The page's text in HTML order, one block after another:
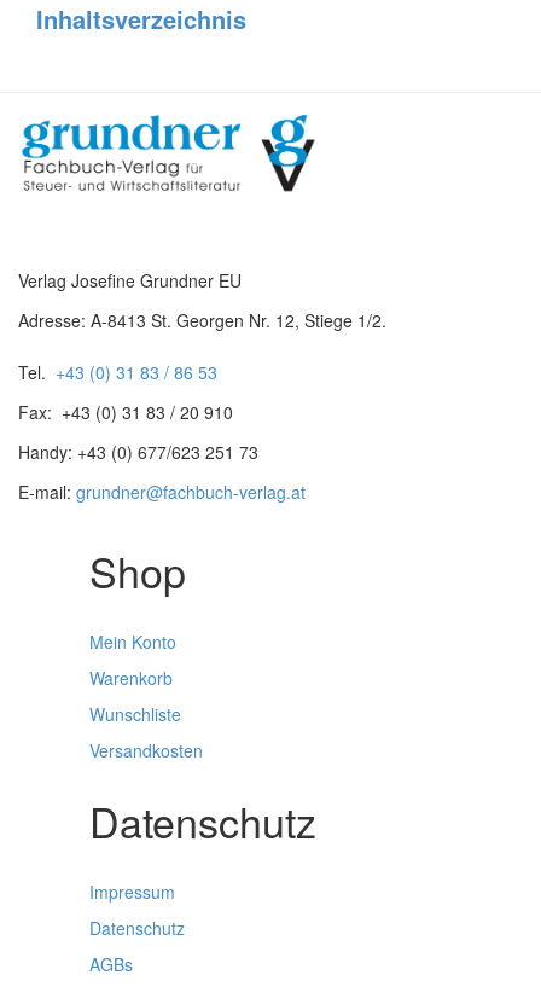
Inhaltsverzeichnis
Verlag Josefine Grundner EU
Adresse: A-8413 St. Georgen Nr. 12, Stiege 1/2.
Tel. +43 (0) 31 83 / 86 53
Fax: +43 (0) 31 83 / 20 910
Handy: +43 (0) 677/623 251 73
E-mail: grundner@fachbuch-verlag.at
Shop
Mein Konto
Warenkorb
Wunschliste
Versandkosten
Datenschutz
Impressum
Datenschutz
AGBs